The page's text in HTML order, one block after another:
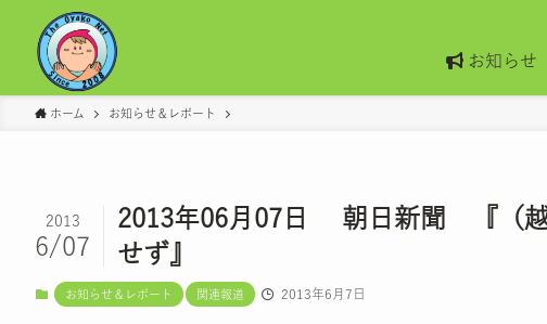
お知らせ
ホーム お知らせ＆レポート
2013年06月07日 朝日新聞 『（越
せず』
2013
6/07
お知らせ＆レポート 関連報道 2013年6月7日